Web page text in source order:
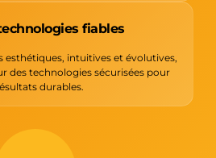
fiables
esthétiques, intuitives et évolutives,
des technologies sécurisées pour
durables.